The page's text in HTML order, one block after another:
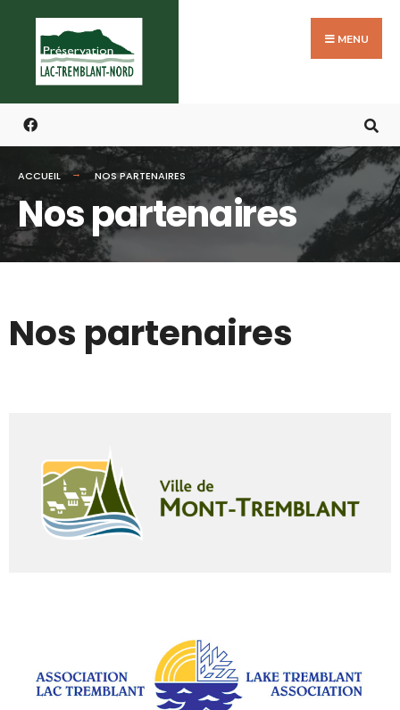
MENU
ACCUEIL NOS PARTENAIRES
Nos partenaires
Nos partenaires